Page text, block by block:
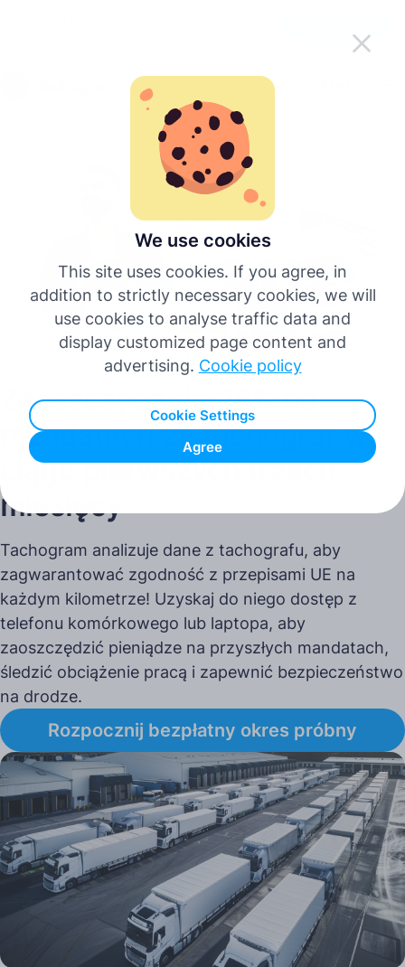
We use cookies
This site uses cookies. If you agree, in
addition to strictly necessary cookies, we will
use cookies to analyse traffic data and
display customized page content and
advertising. Cookie policy
Cookie Settings
Agree
Français
Italiano
Zaoszczędź do 20% na
mandatach za tachograf w
ciągu pierwszych trzech
miesięcy
Tachogram analizuje dane z tachografu, aby
zagwarantować zgodność z przepisami UE na
każdym kilometrze! Uzyskaj do niego dostęp z
telefonu komórkowego lub laptopa, aby
zaoszczędzić pieniądze na przyszłych mandatach,
śledzić obciążenie pracą i zapewnić bezpieczeństwo
na drodze.
Rozpocznij bezpłatny okres próbny